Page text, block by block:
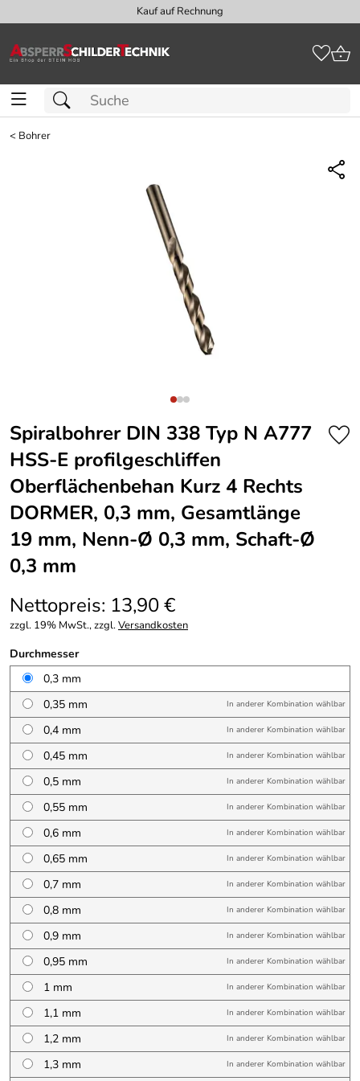
Persönliche Beratung: +49 (0) 40 -
< Bohrer
Spiralbohrer DIN 338 Typ N A777
HSS-E profilgeschliffen
Oberflächenbehan Kurz 4 Rechts
DORMER, 0,3 mm, Gesamtlänge
19 mm, Nenn-Ø 0,3 mm, Schaft-Ø
0,3 mm
Nettopreis: 13,90 €
zzgl. 19% MwSt., zzgl.Versandkosten
Durchmesser
0,3 mm
0,35 mm
In anderer Kombination wählbar
0,4 mm In anderer Kombination wählbar
0,45 mm In anderer Kombination wählbar
0,5 mm In anderer Kombination wählbar
0,55 mm In anderer Kombination wählbar
0,6 mm In anderer Kombination wählbar
0,65 mm In anderer Kombination wählbar
0,7 mm In anderer Kombination wählbar
0,8 mm In anderer Kombination wählbar
0,9 mm In anderer Kombination wählbar
0,95 mm In anderer Kombination wählbar
1 mm In anderer Kombination wählbar
1,1 mm In anderer Kombination wählbar
1,2 mm In anderer Kombination wählbar
1,3 mm In anderer Kombination wählbar